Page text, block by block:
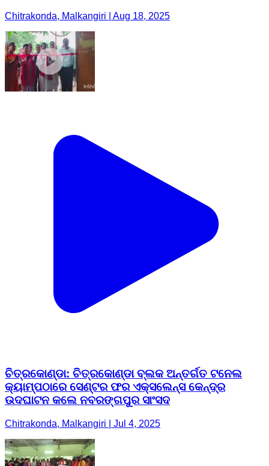
Chitrakonda, Malkangiri | Aug 18, 2025
ଚିତ୍ରକୋଣ୍ଡା: ଚିତ୍ରକୋଣ୍ଡା ବ୍ଲକ ଅନ୍ତର୍ଗତ ଟନେଲ
କ୍ୟାମ୍ପଠାରେ ସେଣ୍ଟର ଫର ଏକ୍ସଲେନ୍ସ କେନ୍ଦ୍ର
ଉଦଘାଟନ କଲେ ନବରଙ୍ଗପୁର ସାଂସଦ
Chitrakonda, Malkangiri | Jul 4, 2025